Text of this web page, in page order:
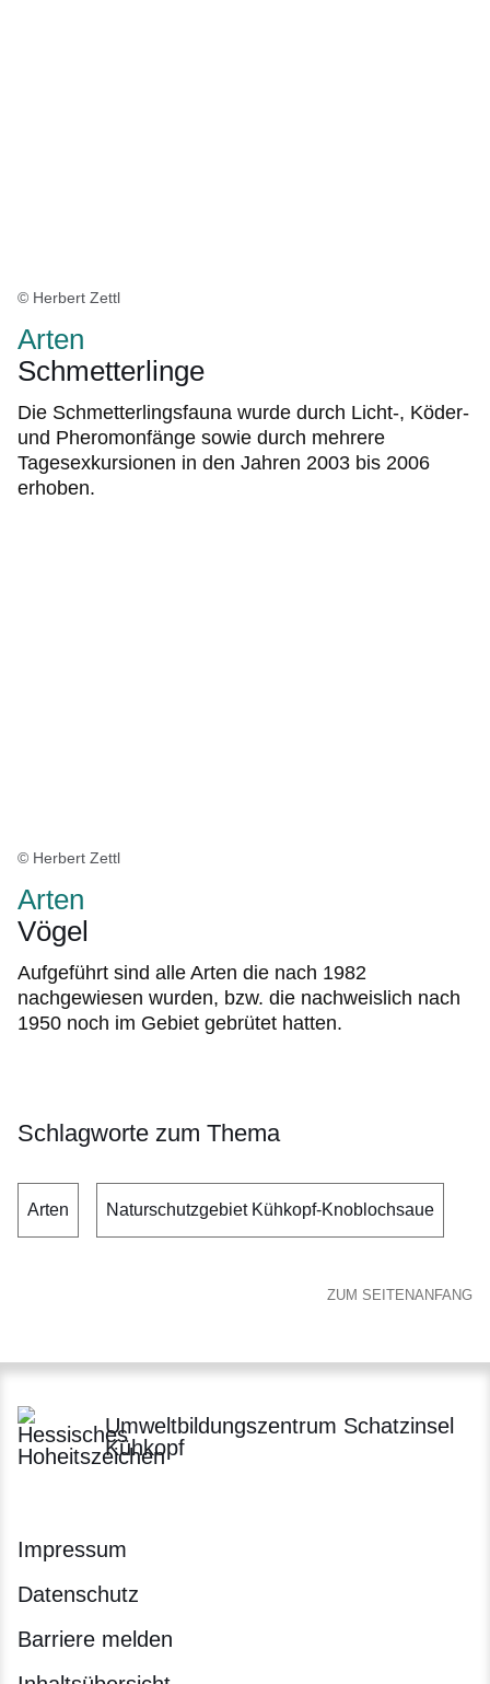
© Herbert Zettl
Arten
Schmetterlinge
Die Schmetterlingsfauna wurde durch Licht-, Köder-
und Pheromonfänge sowie durch mehrere
Tagesexkursionen in den Jahren 2003 bis 2006
erhoben.
© Herbert Zettl
Arten
Vögel
Aufgeführt sind alle Arten die nach 1982
nachgewiesen wurden, bzw. die nachweislich nach
1950 noch im Gebiet gebrütet hatten.
Schlagworte zum Thema
Arten Naturschutzgebiet Kühkopf-Knoblochsaue
ZUM SEITENANFANG
Umweltbildungszentrum Schatzinsel
Kühkopf
Impressum
Datenschutz
Barriere melden